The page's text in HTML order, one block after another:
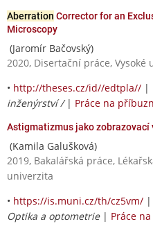
Aberration Corrector for an
Microscopy
(Jaromír Bačovský)
2020, Disertační práce, Vysoké
• http://theses.cz/id//edtpla// |
inženýrství / | Práce na
Astigmatizmus jako zobrazovací
(Kamila Galušková)
2019, Bakalářská práce,
univerzita
• https://is.muni.cz/th/cz5vm/ |
Optika a optometrie| Práce